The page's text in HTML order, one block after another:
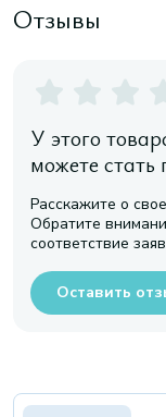
Отзывы
У этого
можете стать
Расскажите о
Обратите
соответствие
Оставить